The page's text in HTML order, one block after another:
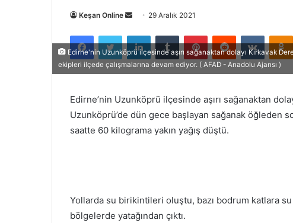
Keşan Online
Bir
posta
göndermek
29 Aralık 2021
FacebookTwitter LinkedInTumblr PinterestReddit
Edirne'nin Uzunköprü ilçesinde aşırı sağanaktan dolayı Kırkavak
ekipleri ilçede çalışmalarına devam ediyor. ( AFAD - Anadolu Ajansı )
Edirne’nin Uzunköprü ilçesinde aşırı sağanaktan
Uzunköprü’de dün gece başlayan sağanak öğleden
saatte 60 kilograma yakın yağış düştü.
Yollarda su birikintileri oluştu, bazı bodrum katlara su
bölgelerde yatağından çıktı.